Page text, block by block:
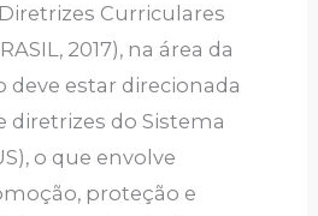
Curriculares
2017), na área da
deve estar direcionada
diretrizes do Sistema
o que envolve
proteção e